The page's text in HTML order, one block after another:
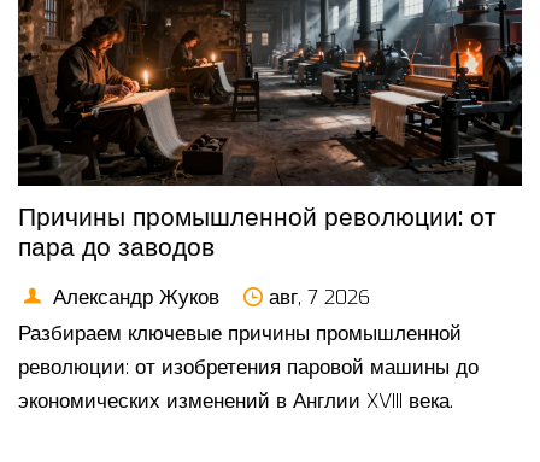
Причины промышленной революции: от
пара до заводов
Александр Жуков
авг, 7 2026
Разбираем ключевые причины промышленной
революции: от изобретения паровой машины до
экономических изменений в Англии XVIII века.